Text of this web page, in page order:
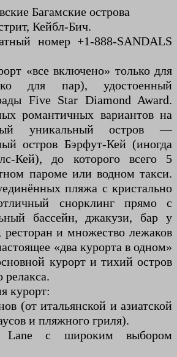
Багамские острова
Кейбл-Бич.
номер +1-888-SANDALS
«все включено» только для
для пар), удостоенный
Five Star Diamond Award.
романтичных вариантов на
уникальный остров —
остров Бэрфут-Кей (иногда
Кей), до которого всего 5
пароме или водном такси.
пляжа с кристально
снорклинг прямо с
бассейн, джакузи, бар у
ресторан и множество лежаков
«два курорта в одном»
курорт и тихий остров
релакса.
курорт:
(от итальянской и азиатской
и пляжного гриля).
Lane с широким выбором